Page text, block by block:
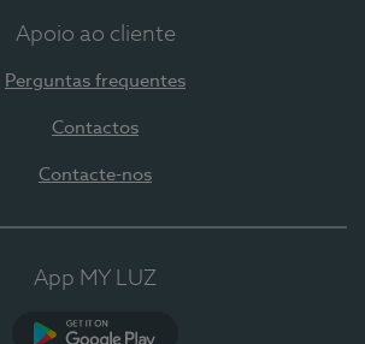
Apoio ao cliente
Perguntas frequentes
Contactos
Contacte-nos
App MY LUZ